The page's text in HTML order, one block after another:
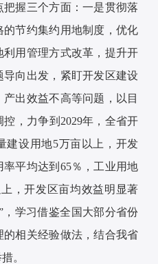
握三个方面：一是贯彻落
节约集约用地制度，优化
用管理方式改革，提升开
向出发，紧盯开发区建设
出效益不高等问题，以目
，力争到2029年，全省开
建设用地5万亩以上，开发
平均达到65％，工业用地
，开发区亩均效益明显著
学习借鉴全国大部分省份
相关经验做法，结合我省
。